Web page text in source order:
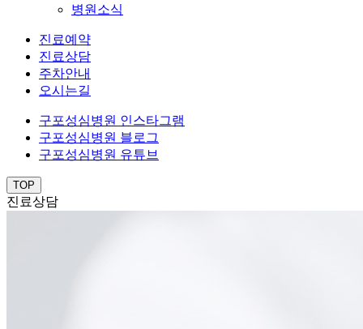
병원소식
진료예약
진료상담
주차안내
오시는길
구포성심병원 인스타그램
구포성심병원 블로그
구포성심병원 유튜브
TOP
진료상담